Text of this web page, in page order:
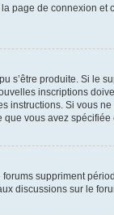
page de connexion et
s’être produite. Si
inscriptions
Si vous
vous avez
suppriment
discussions sur le